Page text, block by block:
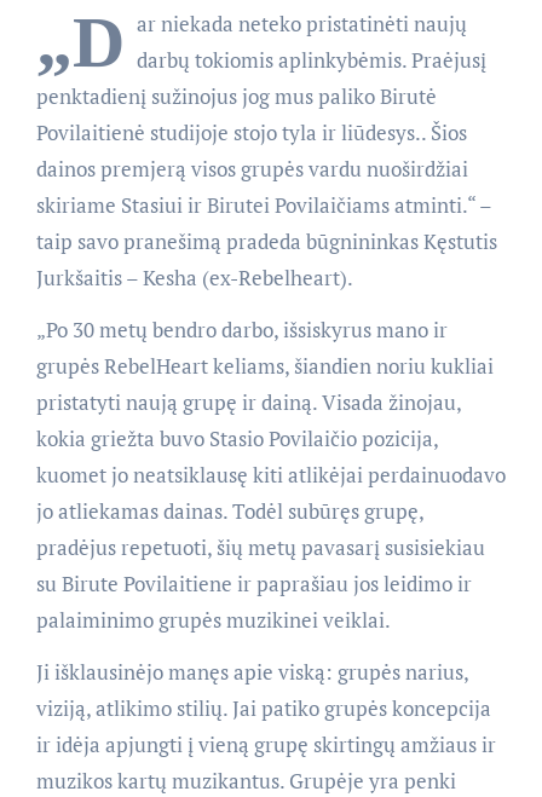
„D ar niekada neteko pristatinėti naujų
darbų tokiomis aplinkybėmis. Praėjusį
penktadienį sužinojus jog mus paliko Birutė
Povilaitienė studijoje stojo tyla ir liūdesys.. Šios
dainos premjerą visos grupės vardu nuoširdžiai
skiriame Stasiui ir Birutei Povilaičiams atminti.“ –
taip savo pranešimą pradeda būgnininkas Kęstutis
Jurkšaitis – Kesha (ex-Rebelheart).
„Po 30 metų bendro darbo, išsiskyrus mano ir
grupės RebelHeart keliams, šiandien noriu kukliai
pristatyti naują grupę ir dainą. Visada žinojau,
kokia griežta buvo Stasio Povilaičio pozicija,
kuomet jo neatsiklausę kiti atlikėjai perdainuodavo
jo atliekamas dainas. Todėl subūręs grupę,
pradėjus repetuoti, šių metų pavasarį susisiekiau
su Birute Povilaitiene ir paprašiau jos leidimo ir
palaiminimo grupės muzikinei veiklai.
Ji išklausinėjo manęs apie viską: grupės narius,
viziją, atlikimo stilių. Jai patiko grupės koncepcija
ir idėja apjungti į vieną grupę skirtingų amžiaus ir
muzikos kartų muzikantus. Grupėje yra penki